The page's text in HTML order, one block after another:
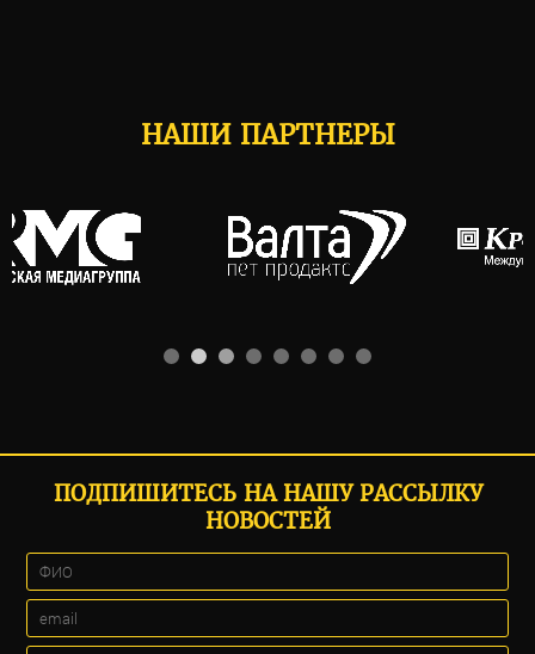
НАШИ ПАРТНЕРЫ
ПОДПИШИТЕСЬ НА НАШУ РАССЫЛКУ
НОВОСТЕЙ